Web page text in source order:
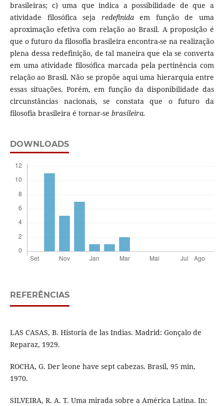
brasileiras; c) uma que indica a possibilidade de que a
atividade filosófica seja redefinidaem função de uma
aproximação efetiva com relação ao Brasil. A proposição é
que o futuro da filosofia brasileira encontra-se na realização
plena dessa redefinição, de tal maneira que ela se converta
em uma atividade filosófica marcada pela pertinência com
relação ao Brasil. Não se propõe aqui uma hierarquia entre
essas situações. Porém, em função da disponibilidade das
circunstâncias nacionais, se constata que o futuro da
filosofia brasileira é tornar-se brasileira.
DOWNLOADS
REFERÊNCIAS
LAS CASAS, B. Historia de las Indias. Madrid: Gonçalo de
Reparaz, 1929.
ROCHA, G. Der leone have sept cabezas. Brasil, 95 min,
1970.
SILVEIRA, R. A. T. Uma mirada sobre a América Latina. In: